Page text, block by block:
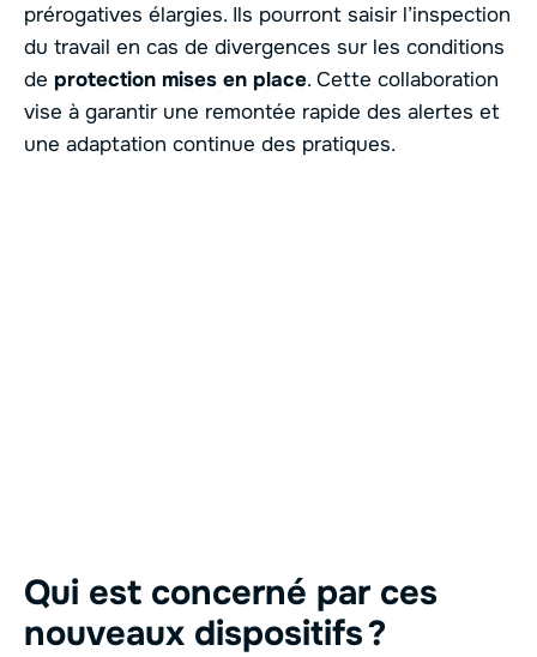
prérogatives élargies. Ils pourront saisir l’inspection
du travail en cas de divergences sur les conditions
de protection mises en place. Cette collaboration
vise à garantir une remontée rapide des alertes et
une adaptation continue des pratiques.
Qui est concerné par ces
nouveaux dispositifs ?